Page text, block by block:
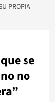
PROPIA
se
no